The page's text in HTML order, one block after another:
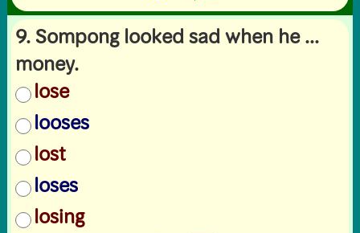
9. Sompong looked sad when he ...
money.
lose
looses
lost
loses
losing